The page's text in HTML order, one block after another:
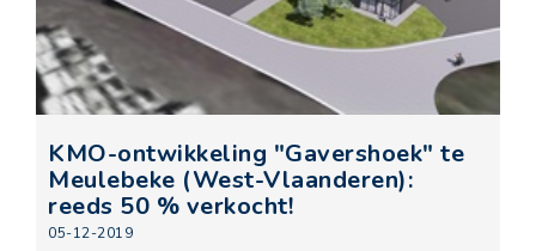
KMO-ontwikkeling "Gavershoek" te
Meulebeke (West-Vlaanderen):
reeds 50 % verkocht!
05-12-2019